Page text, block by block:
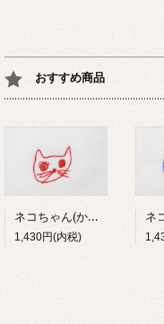
おすすめ商品
ネコちゃん(かわいい赤)
1,430円(内税)